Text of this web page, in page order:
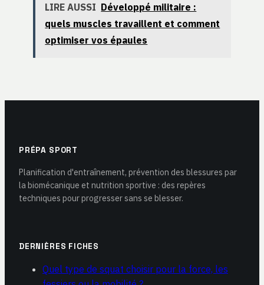
prise de masse
LIRE AUSSI Développé militaire :
quels muscles travaillent et comment
optimiser vos épaules
PRÉPA SPORT
Planification d'entraînement, prévention des blessures par
la biomécanique et nutrition sportive : des repères
techniques pour progresser sans se blesser.
DERNIÈRES FICHES
Quel type de squat choisir pour la force, les